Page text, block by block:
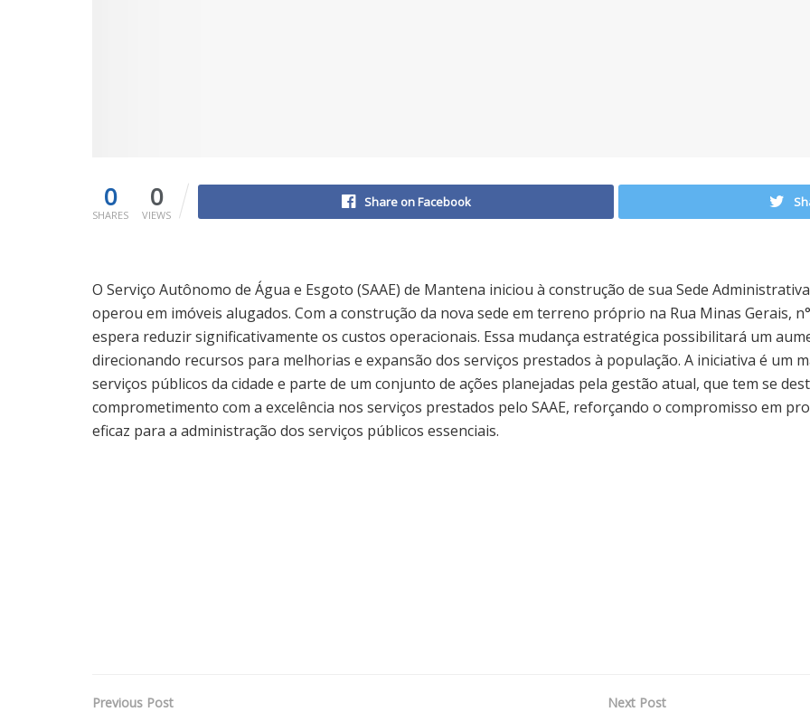
0
SHARES
0
VIEWS
Share on Facebook
O Serviço Autônomo de Água e Esgoto (SAAE) de Mantena iniciou à construção de sua Sede
operou em imóveis alugados. Com a construção da nova sede em terreno próprio na Rua Minas Gerais,
espera reduzir significativamente os custos operacionais. Essa mudança estratégica possibilitará um
direcionando recursos para melhorias e expansão dos serviços prestados à população. A iniciativa é
serviços públicos da cidade e parte de um conjunto de ações planejadas pela gestão atual, que tem se
comprometimento com a excelência nos serviços prestados pelo SAAE, reforçando o compromisso em
eficaz para a administração dos serviços públicos essenciais.
Previous Post Next Post